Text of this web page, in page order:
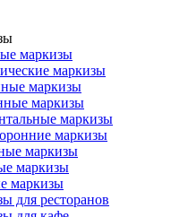
маркизы
маркизы
маркизы
маркизы
маркизы
маркизы
маркизы
маркизы
маркизы
для ресторанов